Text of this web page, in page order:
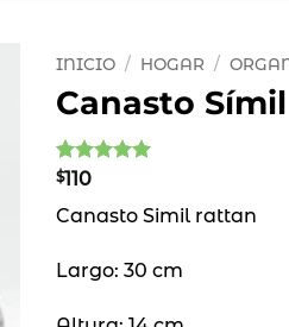
INICIO / HOGAR /
Canasto
Valorado
en base a
1
cliente
$110
Canasto Simil rattan
Largo: 30 cm